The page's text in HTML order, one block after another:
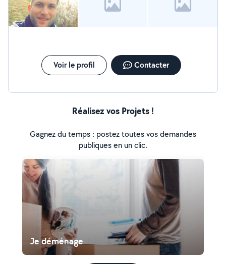
Voir le profil Contacter
Réalisez vos Projets !
Gagnez du temps : postez toutes vos demandes
publiques en un clic.
Je déménage